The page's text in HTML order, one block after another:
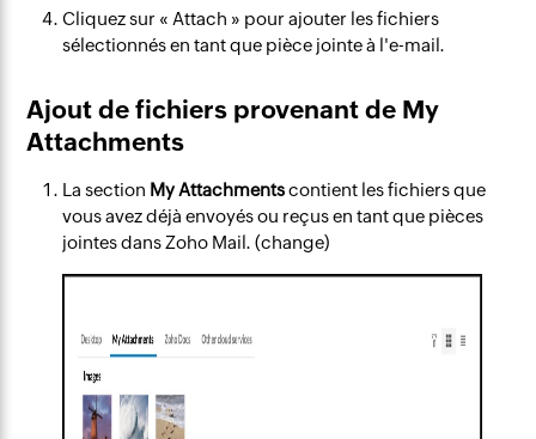
Cliquez sur « Attach » pour ajouter les fichiers
sélectionnés en tant que pièce jointe à l'e-mail.
Ajout de fichiers provenant de My
Attachments
La section My Attachmentscontient les fichiers que
vous avez déjà envoyés ou reçus en tant que pièces
jointes dans Zoho Mail. (change)